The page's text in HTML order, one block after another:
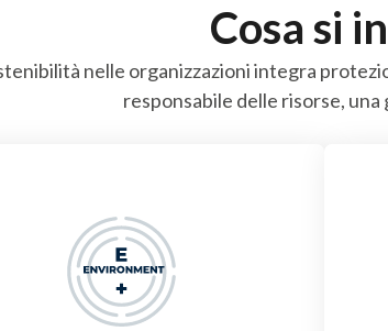
Cosa si
nelle organizzazioni integra
responsabile delle risorse,